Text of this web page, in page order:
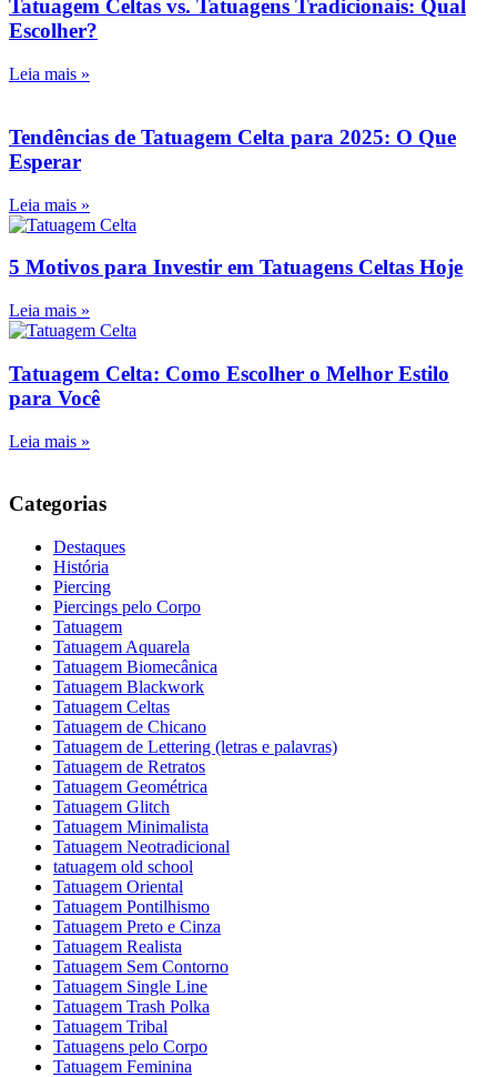
Tatuagem Celtas vs. Tatuagens Tradicionais: Qual
Escolher?
Leia mais »
Tendências de Tatuagem Celta para 2025: O Que
Esperar
Leia mais »
5 Motivos para Investir em Tatuagens Celtas Hoje
Leia mais »
Tatuagem Celta: Como Escolher o Melhor Estilo
para Você
Leia mais »
Categorias
Destaques
História
Piercing
Piercings pelo Corpo
Tatuagem
Tatuagem Aquarela
Tatuagem Biomecânica
Tatuagem Blackwork
Tatuagem Celtas
Tatuagem de Chicano
Tatuagem de Lettering (letras e palavras)
Tatuagem de Retratos
Tatuagem Geométrica
Tatuagem Glitch
Tatuagem Minimalista
Tatuagem Neotradicional
tatuagem old school
Tatuagem Oriental
Tatuagem Pontilhismo
Tatuagem Preto e Cinza
Tatuagem Realista
Tatuagem Sem Contorno
Tatuagem Single Line
Tatuagem Trash Polka
Tatuagem Tribal
Tatuagens pelo Corpo
Tatuagem Feminina